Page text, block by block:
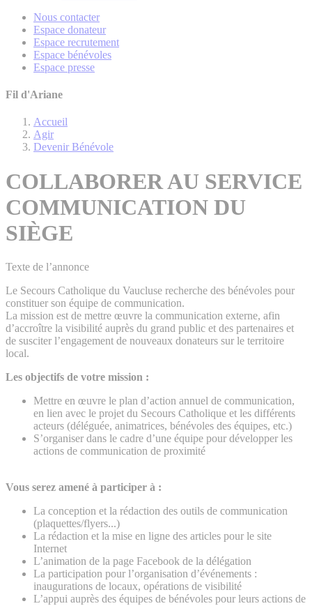
Nous contacter
Espace donateur
Espace recrutement
Espace bénévoles
Espace presse
Fil d'Ariane
Accueil
Agir
Devenir Bénévole
COLLABORER AU SERVICE
COMMUNICATION DU
SIÈGE
Texte de l’annonce
Le Secours Catholique du Vaucluse recherche des bénévoles pour
constituer son équipe de communication.
La mission est de mettre œuvre la communication externe, afin
d’accroître la visibilité auprès du grand public et des partenaires et
de susciter l’engagement de nouveaux donateurs sur le territoire
local.
Les objectifs de votre mission :
Mettre en œuvre le plan d’action annuel de communication,
en lien avec le projet du Secours Catholique et les différents
acteurs (déléguée, animatrices, bénévoles des équipes, etc.)
S’organiser dans le cadre d’une équipe pour développer les
actions de communication de proximité
Vous serez amené à participer à :
La conception et la rédaction des outils de communication
(plaquettes/flyers...)
La rédaction et la mise en ligne des articles pour le site
Internet
L’animation de la page Facebook de la délégation
La participation pour l’organisation d’événements :
inaugurations de locaux, opérations de visibilité
L’appui auprès des équipes de bénévoles pour leurs actions de